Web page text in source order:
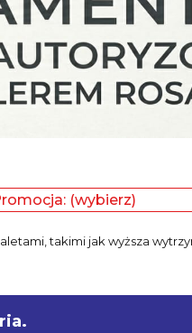
(wybierz)
takimi jak wyższa